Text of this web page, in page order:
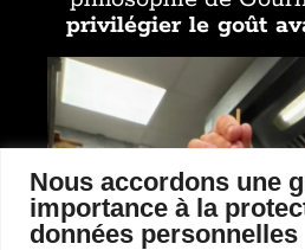
Nous accordons une
importance à la
données personnelles
privilégier le goût